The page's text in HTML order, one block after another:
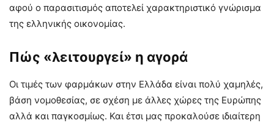
αφού ο παρασιτισμός αποτελεί χαρακτηριστικό γνώρισμα
της ελληνικής οικονομίας.
Πώς «λειτουργεί» η αγορά
Οι τιμές των φαρμάκων στην Ελλάδα είναι πολύ χαμηλές,
βάση νομοθεσίας, σε σχέση με άλλες χώρες της Ευρώπης
αλλά και παγκοσμίως. Και έτσι μας προκαλούσε ιδιαίτερη